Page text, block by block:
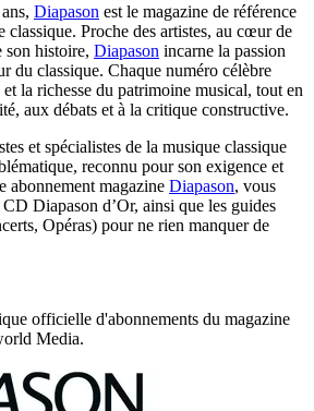
Diapason est le magazine de référence
classique. Proche des artistes, au cœur de
son histoire, Diapason incarne la passion
du classique. Chaque numéro célèbre
la richesse du patrimoine musical, tout en
aux débats et à la critique constructive.
et spécialistes de la musique classique
reconnu pour son exigence et
abonnement magazine Diapason, vous
Diapason d’Or, ainsi que les guides
Opéras) pour ne rien manquer de
officielle d'abonnements du magazine
Media.